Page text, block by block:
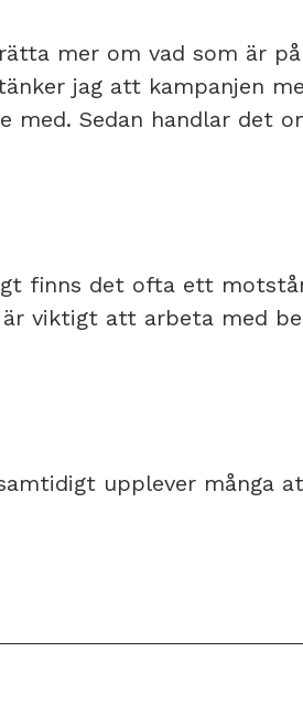
mer om vad som är
jag att kampanjen
med. Sedan handlar det
finns det ofta ett
viktigt att arbeta med
upplever många